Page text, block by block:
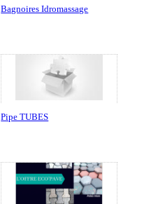
Bagnoires Idromassage
Pipe TUBES